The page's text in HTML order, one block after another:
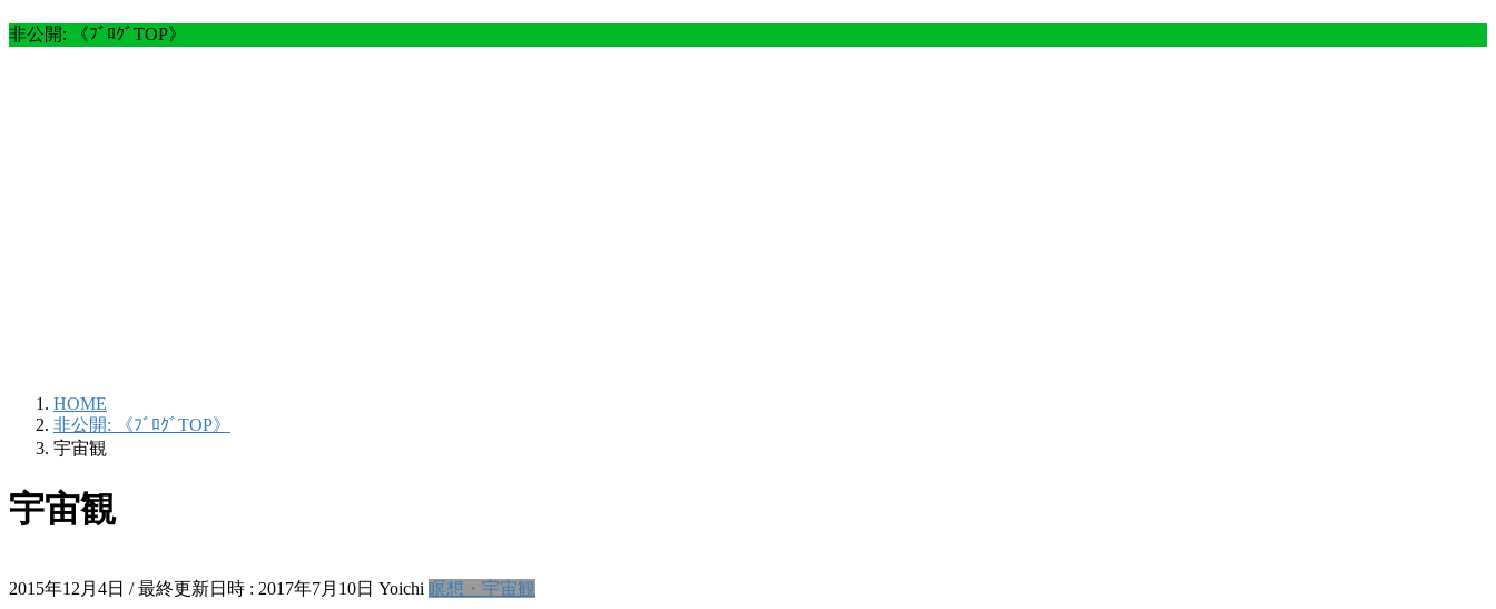
非公開: 《ﾌﾞﾛｸﾞTOP》
HOME
非公開: 《ﾌﾞﾛｸﾞTOP》
宇宙観
宇宙観
2015年12月4日 / 最終更新日時 : 2017年7月10日 Yoichi 瞑想・宇宙観